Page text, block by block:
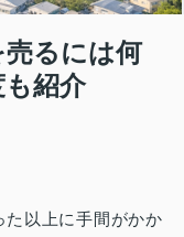
るには何
紹介
以上に手間がかか